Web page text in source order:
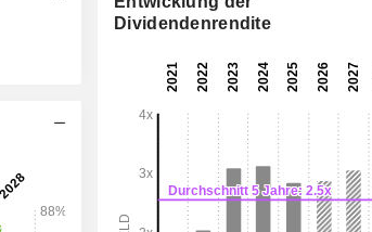
Dividendenrendite